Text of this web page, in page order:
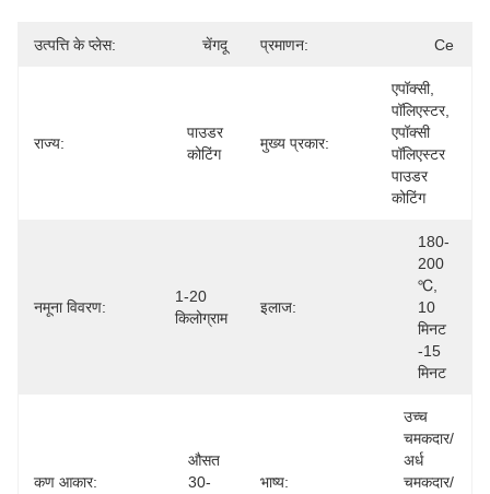
उत्पत्ति के प्लेस: चेंगदू प्रमाणन: Ce
राज्य:
पाउडर
कोटिंग
मुख्य प्रकार:
एपॉक्सी,
पॉलिएस्टर,
एपॉक्सी
पॉलिएस्टर
पाउडर
कोटिंग
नमूना विवरण:
1-20
किलोग्राम
इलाज:
180-
200
℃,
10
मिनट
-15
मिनट
कण आकार:
औसत
30-
भाष्य:
उच्च
चमकदार/
अर्ध
चमकदार/